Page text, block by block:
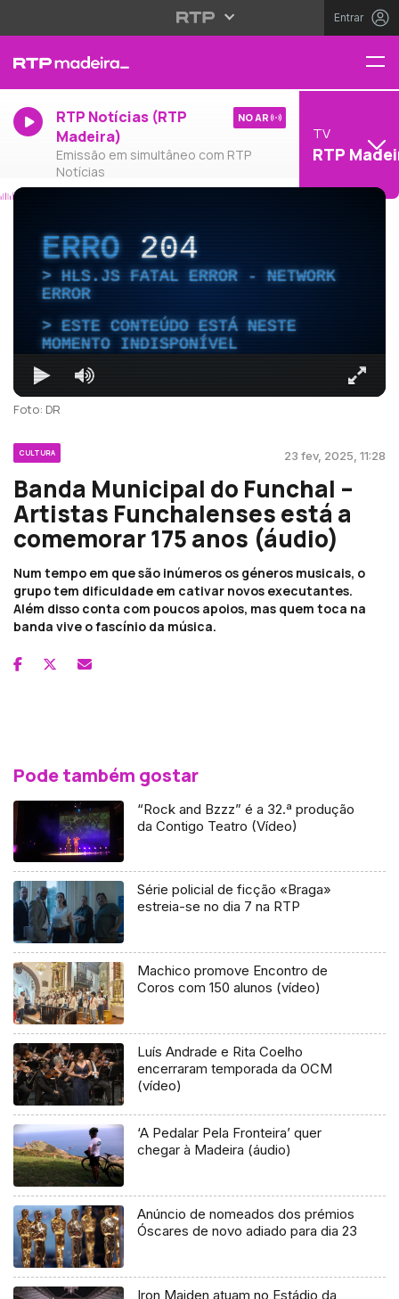
Entrar
RTP Notícias (RTP
Madeira)
Emissão em simultâneo com RTP
Notícias
NO AR
TV
RTP
ERRO204
HLS.JS FATAL ERROR - NETWORK
ERROR
ESTE CONTEÚDO ESTÁ NESTE
MOMENTO INDISPONÍVEL
Foto: DR
CULTURA 23 fev, 2025, 11:28
Banda Municipal do Funchal –
Artistas Funchalenses está a
comemorar 175 anos (áudio)
Num tempo em que são inúmeros os géneros musicais, o
grupo tem dificuldade em cativar novos executantes.
Além disso conta com poucos apoios, mas quem toca na
banda vive o fascínio da música.
Pode também gostar
“Rock and Bzzz” é a 32.ª produção
da Contigo Teatro (Vídeo)
Série policial de ficção «Braga»
estreia-se no dia 7 na RTP
Machico promove Encontro de
Coros com 150 alunos (vídeo)
Luís Andrade e Rita Coelho
encerraram temporada da OCM
(vídeo)
‘A Pedalar Pela Fronteira’ quer
chegar à Madeira (áudio)
Anúncio de nomeados dos prémios
Óscares de novo adiado para dia 23
Iron Maiden atuam no Estádio da